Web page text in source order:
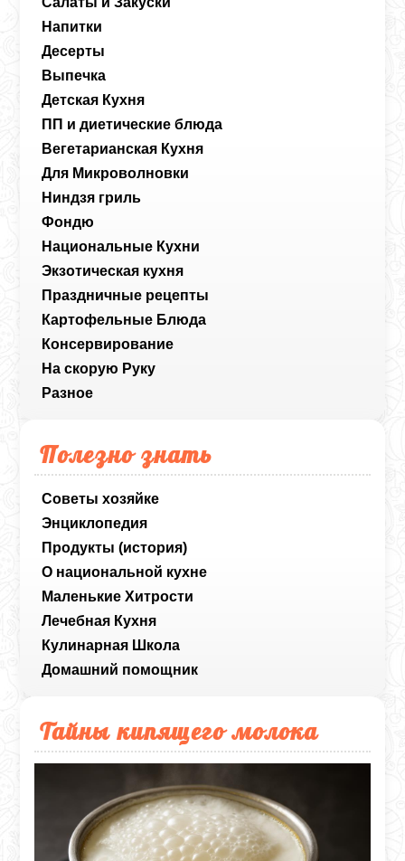
Напитки
Десерты
Выпечка
Детская Кухня
ПП и диетические блюда
Вегетарианская Кухня
Для Микроволновки
Ниндзя гриль
Фондю
Национальные Кухни
Экзотическая кухня
Праздничные рецепты
Картофельные Блюда
Консервирование
На скорую Руку
Разное
Полезно знать
Советы хозяйке
Энциклопедия
Продукты (история)
О национальной кухне
Маленькие Хитрости
Лечебная Кухня
Кулинарная Школа
Домашний помощник
Тайны кипящего молока